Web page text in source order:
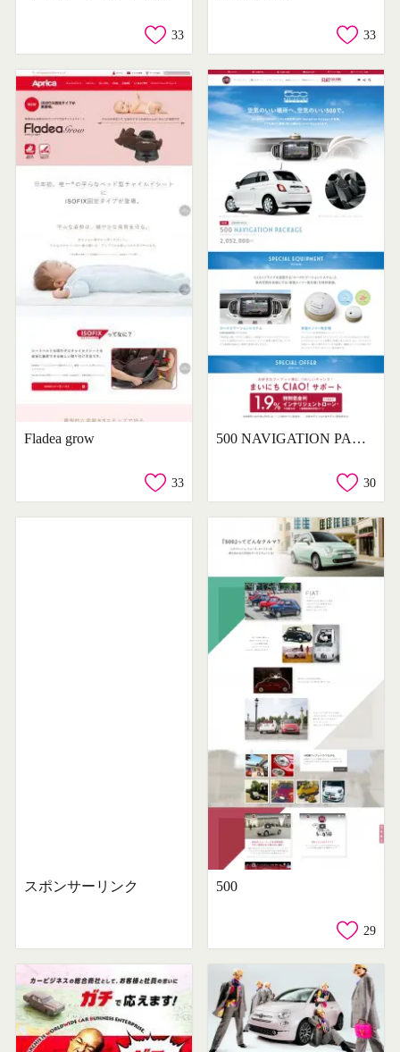
33 33
Fladea grow
33
500 NAVIGATION PACKAGE
30
スポンサーリンク 500
29